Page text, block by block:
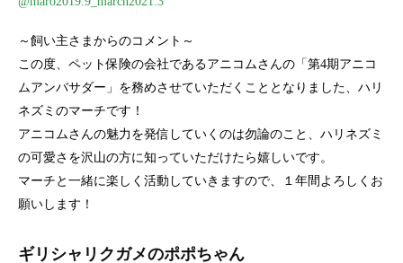
～飼い主さまからのコメント～
この度、ペット保険の会社であるアニコムさんの「第4期アニコ
ムアンバサダー」を務めさせていただくこととなりました、ハリ
ネズミのマーチです！
アニコムさんの魅力を発信していくのは勿論のこと、ハリネズミ
の可愛さを沢山の方に知っていただけたら嬉しいです。
マーチと一緒に楽しく活動していきますので、１年間よろしくお
願いします！
ギリシャリクガメのポポちゃん